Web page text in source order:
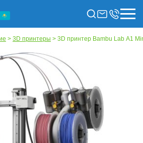
> 3D принтеры > 3D принтер Bambu Lab А1